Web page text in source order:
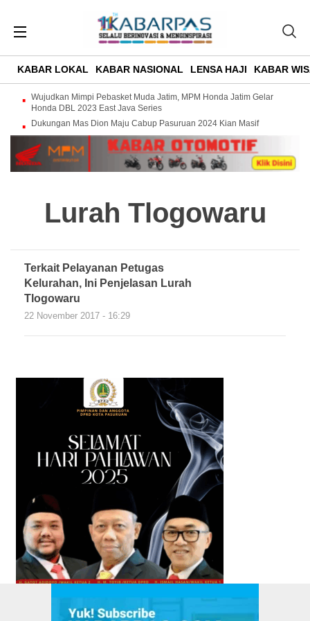
KABAR LOKAL KABAR NASIONAL LENSA HAJI KABAR
Wujudkan Mimpi Pebasket Muda Jatim, MPM Honda Jatim Gelar
Honda DBL 2023 East Java Series
Dukungan Mas Dion Maju Cabup Pasuruan 2024 Kian Masif
Lurah Tlogowaru
Terkait Pelayanan Petugas
Kelurahan, Ini Penjelasan Lurah
Tlogowaru
22 November 2017 - 16:29